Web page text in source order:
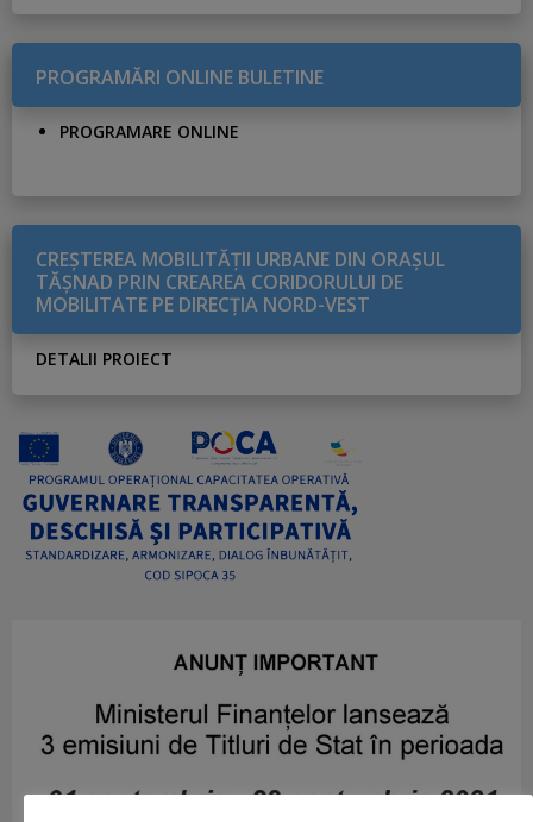
PROGRAMĂRI ONLINE BULETINE
PROGRAMARE ONLINE
CREŞTEREA MOBILITĂŢII URBANE DIN ORAŞUL
TĂŞNAD PRIN CREAREA CORIDORULUI DE
MOBILITATE PE DIRECŢIA NORD-VEST
DETALII PROIECT